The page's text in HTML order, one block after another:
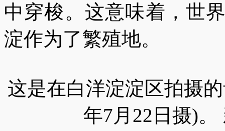
中穿梭。这意味着，世
淀作为了繁殖地。
这是在白洋淀淀区拍摄
年7月22日摄)